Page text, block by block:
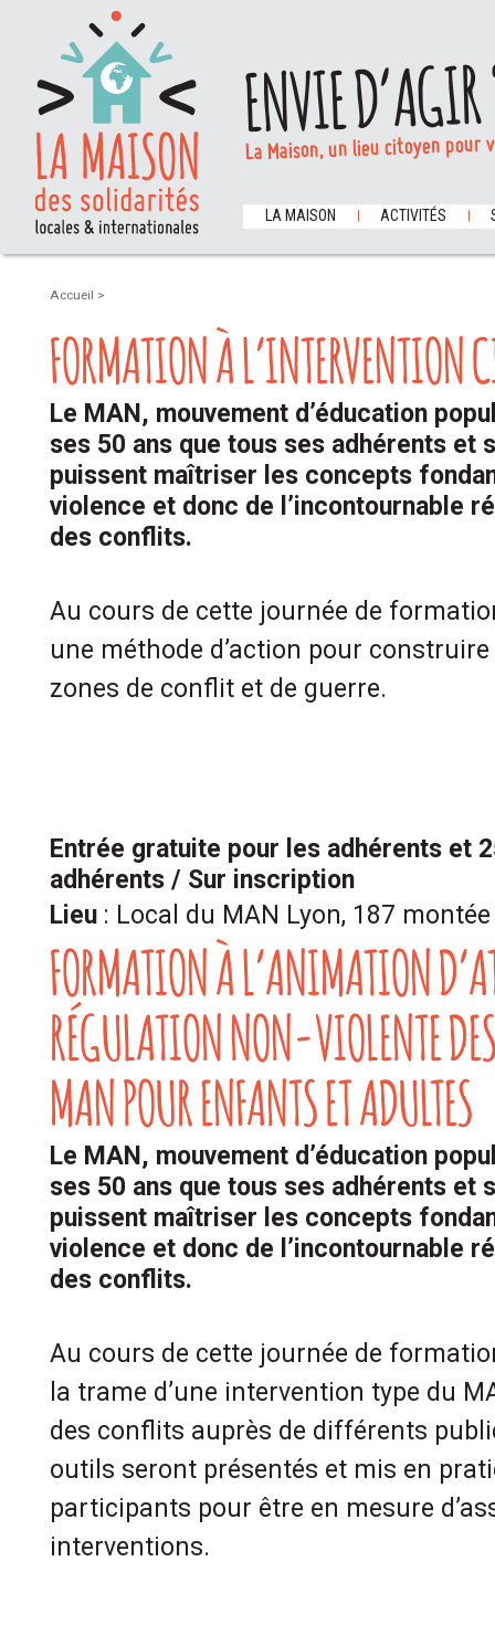
ENVIE
La Maison, un lieu citoyen
LA MAISON ACTIVITÉS
Accueil >
FORMATION À L’INTERVENTION
Le MAN, mouvement d’éducation
ses 50 ans que tous ses adhérents et
puissent maîtriser les concepts
violence et donc de l’incontournable
des conflits.
Au cours de cette journée de
une méthode d’action pour
zones de conflit et de guerre.
Entrée gratuite pour les adhérents et
adhérents / Sur inscription
Lieu : Local du MAN Lyon, 187
FORMATION À L’ANIMATION
RÉGULATION NON-VIOLENTE
MAN POUR ENFANTS ET ADULTES
Le MAN, mouvement d’éducation
ses 50 ans que tous ses adhérents et
puissent maîtriser les concepts
violence et donc de l’incontournable
des conflits.
Au cours de cette journée de
la trame d’une intervention type du
des conflits auprès de différents
outils seront présentés et mis en
participants pour être en mesure
interventions.